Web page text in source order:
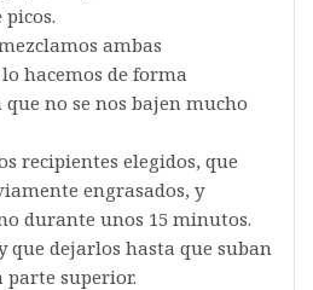
ambas
hacemos de forma
no se nos bajen mucho
recipientes elegidos, que
engrasados, y
durante unos 15 minutos.
que dejarlos hasta que suban
parte superior.